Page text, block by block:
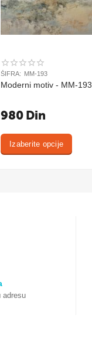
ŠIFRA: MM-193
Moderni motiv - MM-193
980 Din
Izaberite opcije
adresu